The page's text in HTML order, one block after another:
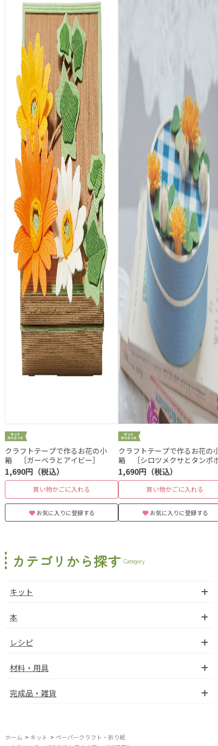
クラフトテープで作るお花の小
箱 ［ガーベラとアイビー］
1,690円（税込）
買い物かごに入れる
お気に入りに登録する
クラフトテープで作るお花の
箱 ［シロツメクサとタンポ
1,690円（税込）
買い物かごに入れる
お気に入りに登録する
カテゴリから探す Category
キット
本
レシピ
材料・用具
完成品・雑貨
ホーム > キット > ペーパークラフト・折り紙